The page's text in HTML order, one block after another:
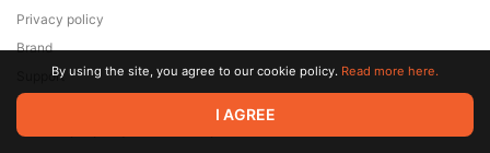
© 2026 Zaya Solutions Limited. All rights reserved. All trademarks
are the property of their respective owners.
Privacy policy
Brand
SupportBy using the site, you agree to our cookie policy. Read more here.
I AGREE